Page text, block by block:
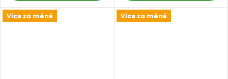
Více za méně Více za méně